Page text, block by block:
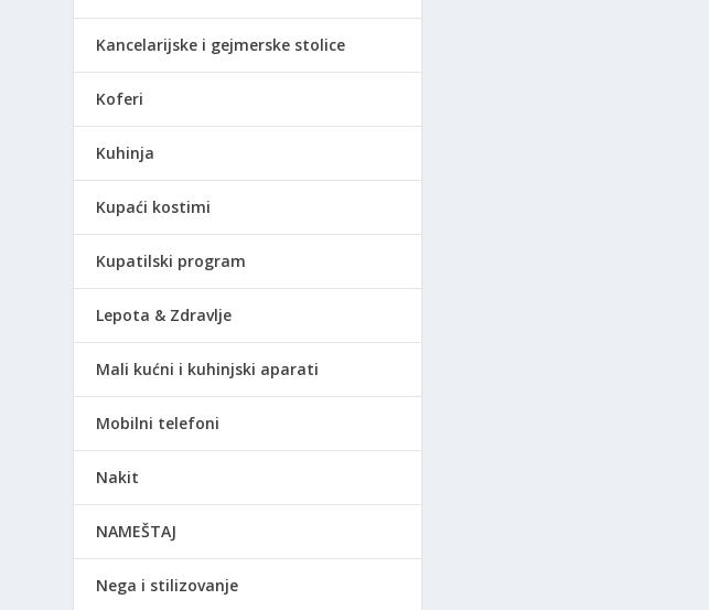
Kancelarijske i gejmerske stolice
Koferi
Kuhinja
Kupaći kostimi
Kupatilski program
Lepota & Zdravlje
Mali kućni i kuhinjski aparati
Mobilni telefoni
Nakit
NAMEŠTAJ
Nega i stilizovanje